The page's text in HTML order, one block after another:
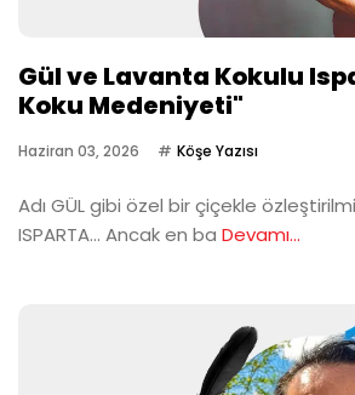
Gül ve Lavanta Kokulu
Koku Medeniyeti"
Haziran 03, 2026 Köşe Yazısı
Adı GÜL gibi özel bir çiçekle
ISPARTA… Ancak en ba Devamı...